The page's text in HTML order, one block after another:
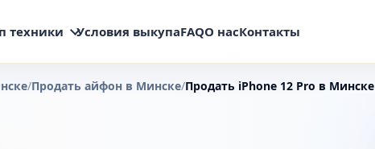
техники Условия выкупаFAQО насКонтакты
/Продать айфон в Минске/Продать iPhone 12 Pro в Минске